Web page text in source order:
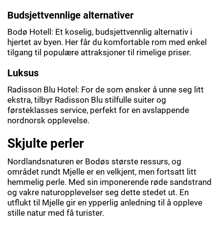
Budsjettvennlige alternativer
Bodø Hotell: Et koselig, budsjettvennlig alternativ i
hjertet av byen. Her får du komfortable rom med enkel
tilgang til populære attraksjoner til rimelige priser.
Luksus
Radisson Blu Hotel: For de som ønsker å unne seg litt
ekstra, tilbyr Radisson Blu stilfulle suiter og
førsteklasses service, perfekt for en avslappende
nordnorsk opplevelse.
Skjulte perler
Nordlandsnaturen er Bodøs største ressurs, og
området rundt Mjelle er en velkjent, men fortsatt litt
hemmelig perle. Med sin imponerende røde sandstrand
og vakre naturopplevelser seg dette stedet ut. En
utflukt til Mjelle gir en ypperlig anledning til å oppleve
stille natur med få turister.